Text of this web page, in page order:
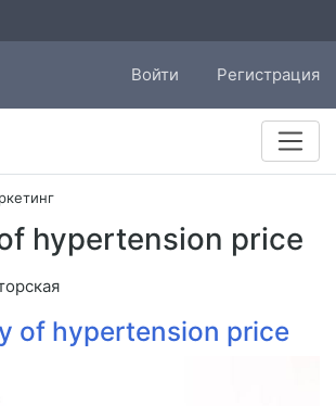
Войти Регистрация
hypertension price
of hypertension price